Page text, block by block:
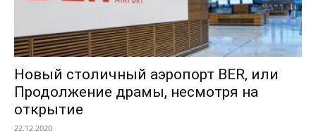
Новый столичный аэропорт BER, или
Продолжение драмы, несмотря на
открытие
22.12.2020